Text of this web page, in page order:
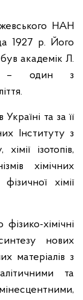
НАН
1927 р. Його
академік Л.
– один з
та за її
Інституту з
ізотопів,
хімічних
хімії
хімічні
нових
матеріалів з
та